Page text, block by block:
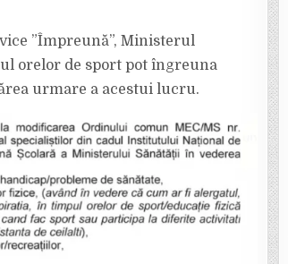
”Împreună”, Ministerul
orelor de sport pot îngreuna
urmare a acestui lucru.